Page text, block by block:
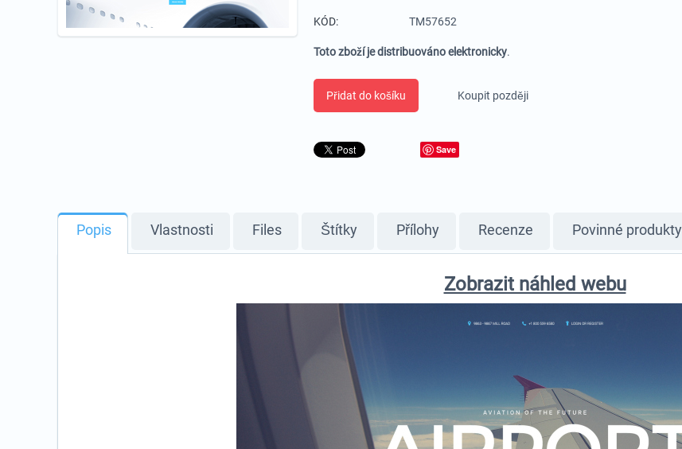
KÓD: TM57652
Toto zboží je distribuováno elektronicky.
Přidat do košíku Koupit později
Save
Popis Vlastnosti Files Štítky Přílohy Recenze Povinné produkty
Zobrazit náhled webu